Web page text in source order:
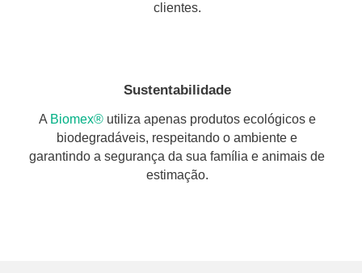
clientes.
Sustentabilidade
A Biomex®utiliza apenas produtos ecológicos e
biodegradáveis, respeitando o ambiente e
garantindo a segurança da sua família e animais de
estimação.